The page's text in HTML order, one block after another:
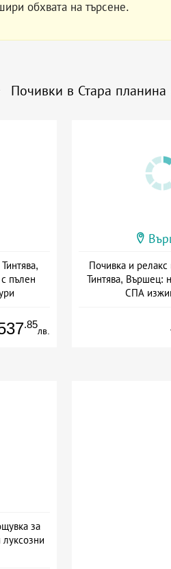
обхвата на търсене.
Почивки в Стара планина
пълен
.85
лв.
Почивка и релакс
Тинтява, Вършец:
СПА
за